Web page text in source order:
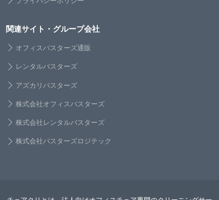
関連サイト・グループ会社
オフィスバスターズ通販
レンタルバスターズ
アズカリバスターズ
株式会社オフィスバスターズ
株式会社レンタルバスターズ
株式会社バスターズロジテック